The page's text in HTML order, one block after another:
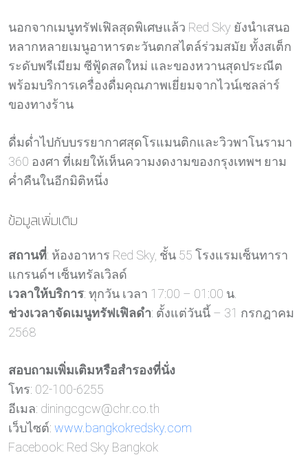
นอกจากเมนูทรัฟเฟิลสุดพิเศษแล้ว Red Sky ยังนำเสนอ
หลากหลายเมนูอาหารตะวันตกสไตล์ร่วมสมัย ทั้งสเต็ก
ระดับพรีเมียม ซีฟู้ดสดใหม่ และของหวานสุดประณีต
พร้อมบริการเครื่องดื่มคุณภาพเยี่ยมจากไวน์เซลล่าร์
ของทางร้าน
ดื่มด่ำไปกับบรรยากาศสุดโรแมนติกและวิวพาโนรามา
360 องศา ที่เผยให้เห็นความงดงามของกรุงเทพฯ ยาม
ค่ำคืนในอีกมิติหนึ่ง
ข้อมูลเพิ่มเติม
สถานที่: ห้องอาหาร Red Sky, ชั้น 55 โรงแรมเซ็นทารา
แกรนด์ฯ เซ็นทรัลเวิลด์
เวลาให้บริการ: ทุกวัน เวลา 17:00 – 01:00 น.
ช่วงเวลาจัดเมนูทรัฟเฟิลดำ: ตั้งแต่วันนี้ – 31 กรกฎาคม
2568
สอบถามเพิ่มเติมหรือสำรองที่นั่ง
โทร: 02-100-6255
อีเมล: diningcgcw@chr.co.th
เว็บไซต์: www.bangkokredsky.com
Facebook: Red Sky Bangkok